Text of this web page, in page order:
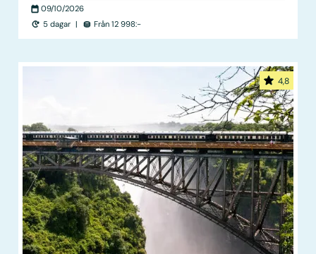
09/10/2026
5 dagar | Från 12 998:-
4,8